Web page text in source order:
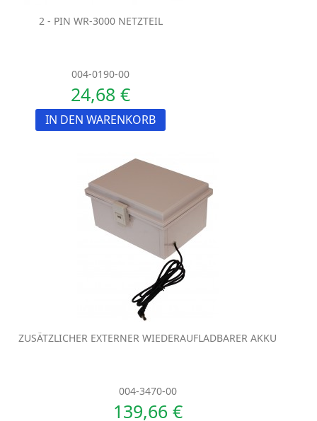
2 - PIN WR-3000 NETZTEIL
004-0190-00
24,68 €
IN DEN WARENKORB
ZUSÄTZLICHER EXTERNER WIEDERAUFLADBARER AKKU
004-3470-00
139,66 €